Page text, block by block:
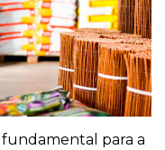
para a